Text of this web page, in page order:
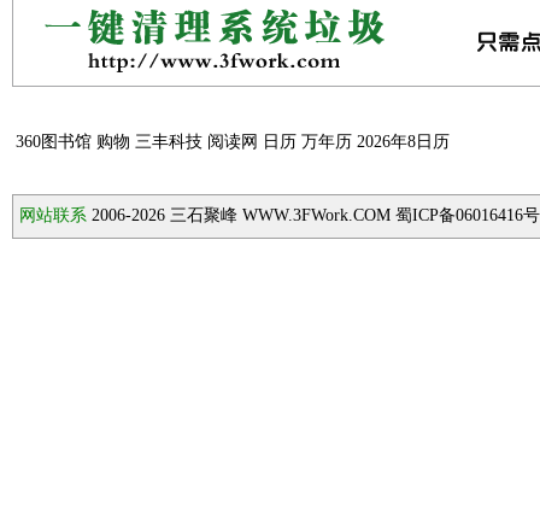
360图书馆 购物 三丰科技 阅读网 日历 万年历 2026年8日历
网站联系 2006-2026 三石聚峰 WWW.3FWork.COM 蜀ICP备06016416号